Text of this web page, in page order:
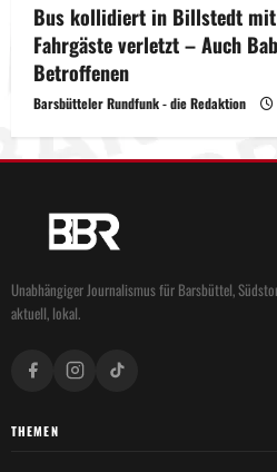
Bus kollidiert in Billstedt mit
Fahrgäste verletzt – Auch
Betroffenen
Barsbütteler Rundfunk - die Redaktion
Unabhängiger Journalismus für Barsbüttel,
aktuell, lokal.
THEMEN